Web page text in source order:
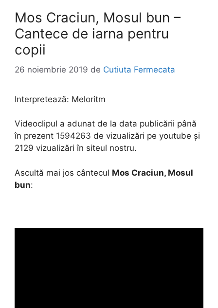
Mos Craciun, Mosul bun –
Cantece de iarna pentru
copii
26 noiembrie 2019 de Cutiuta Fermecata
Interpretează: Meloritm
Videoclipul a adunat de la data publicării până
în prezent 1594263 de vizualizări pe youtube și
2129 vizualizări în siteul nostru.
Ascultă mai jos cântecul Mos Craciun, Mosul
bun: